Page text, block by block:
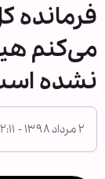
فرمانده
می‌کنم
نشده
۲ مرداد ۱۳۹۸ - ۱۲:۱۱